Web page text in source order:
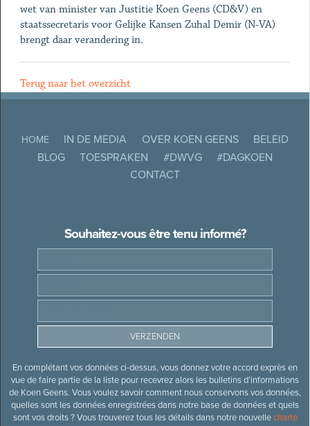
wet van minister van Justitie Koen Geens (CD&V) en
staatssecretaris voor Gelijke Kansen Zuhal Demir (N-VA)
brengt daar verandering in.
Terug naar het overzicht
HOME IN DE MEDIA OVER KOEN GEENS
BELEID
BLOG
TOESPRAKEN #DWVG
#DAGKOEN
CONTACT
Souhaitez-vous être tenu informé?
En complétant vos données ci-dessus, vous donnez votre accord exprès en
vue de faire partie de la liste pour recevrez alors les bulletins d’informations
de Koen Geens. Vous voulez savoir comment nous conservons vos données,
quelles sont les données enregistrées dans notre base de données et quels
sont vos droits ? Vous trouverez tous les détails dans notre nouvellecharte